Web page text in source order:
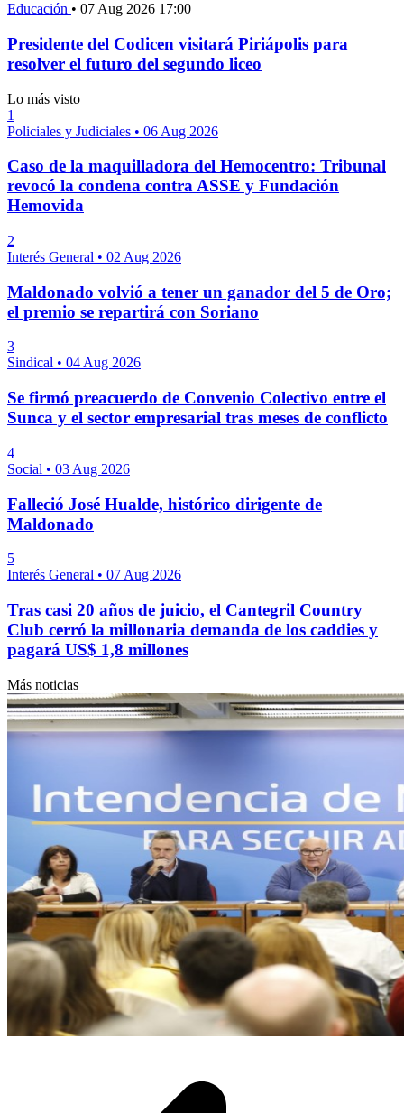
Educación • 07 Aug 2026 17:00
Presidente del Codicen visitará Piriápolis para
resolver el futuro del segundo liceo
Lo más visto
1
Policiales y Judiciales • 06 Aug 2026
Caso de la maquilladora del Hemocentro: Tribunal
revocó la condena contra ASSE y Fundación
Hemovida
2
Interés General • 02 Aug 2026
Maldonado volvió a tener un ganador del 5 de Oro;
el premio se repartirá con Soriano
3
Sindical • 04 Aug 2026
Se firmó preacuerdo de Convenio Colectivo entre el
Sunca y el sector empresarial tras meses de conflicto
4
Social • 03 Aug 2026
Falleció José Hualde, histórico dirigente de
Maldonado
5
Interés General • 07 Aug 2026
Tras casi 20 años de juicio, el Cantegril Country
Club cerró la millonaria demanda de los caddies y
pagará US$ 1,8 millones
Más noticias